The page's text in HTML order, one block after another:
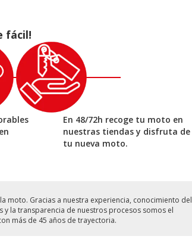
fácil!
En 48/72h recoge tu moto en
nuestras tiendas y disfruta de
tu nueva moto.
moto. Gracias a nuestra experiencia, conocimiento del
y la transparencia de nuestros procesos somos el
más de 45 años de trayectoria.